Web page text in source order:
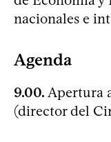
nacionales e
Agenda
9.00. Apertura
(director del